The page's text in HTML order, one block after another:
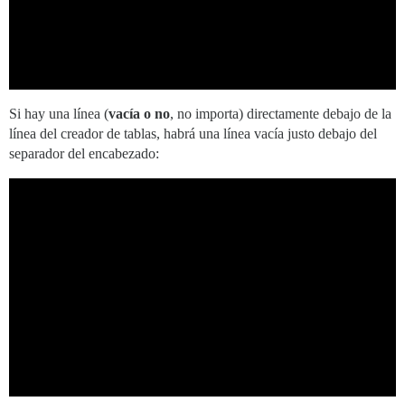
Si hay una línea (vacía o no, no importa) directamente debajo de la
línea del creador de tablas, habrá una línea vacía justo debajo del
separador del encabezado: